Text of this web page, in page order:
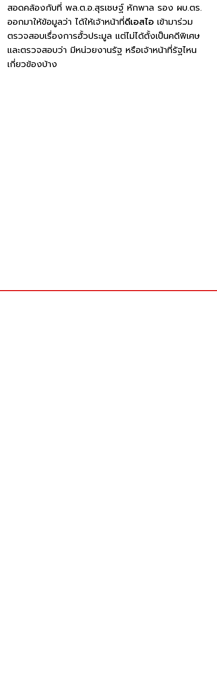
สอดคล้องกับที่ พล.ต.อ.สุรเชษฐ์ หักพาล รอง ผบ.ตร.
ออกมาให้ข้อมูลว่า ได้ให้เจ้าหน้าที่ดีเอสไอ เข้ามาร่วม
ตรวจสอบเรื่องการฮั้วประมูล แต่ไม่ได้ตั้งเป็นคดีพิเศษ
และตรวจสอบว่า มีหน่วยงานรัฐ หรือเจ้าหน้าที่รัฐไหน
เกี่ยวข้องบ้าง